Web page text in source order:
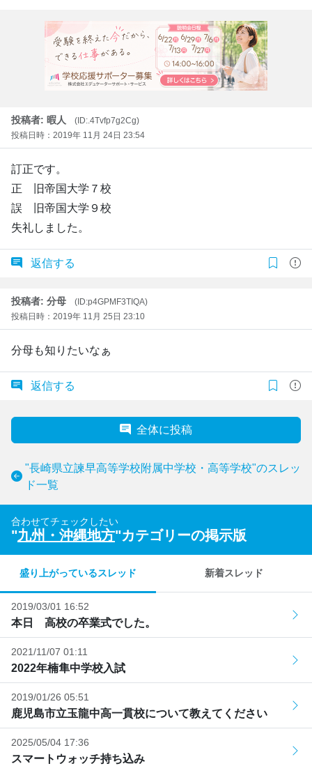
投稿者: 暇人
(ID:.4Tvfp7g2Cg)
投稿日時：2019年 11月 24日 23:54
訂正です。
正 旧帝国大学７校
誤 旧帝国大学９校
失礼しました。
返信する
投稿者: 分母
(ID:p4GPMF3TIQA)
投稿日時：2019年 11月 25日 23:10
分母も知りたいなぁ
返信する
全体に投稿
"長崎県立諫早高等学校附属中学校・高等学校"のスレッ
ド一覧
合わせてチェックしたい
"九州・沖縄地方"カテゴリーの掲示版
盛り上がっているスレッド 新着スレッド
2019/03/01 16:52
本日 高校の卒業式でした。
2021/11/07 01:11
2022年楠隼中学校入試
2019/01/26 05:51
鹿児島市立玉龍中高一貫校について教えてください
2025/05/04 17:36
スマートウォッチ持ち込み